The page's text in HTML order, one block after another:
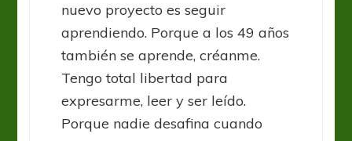
nuevo proyecto es seguir
aprendiendo. Porque a los 49 años
también se aprende, créanme.
Tengo total libertad para
expresarme, leer y ser leído.
Porque nadie desafina cuando